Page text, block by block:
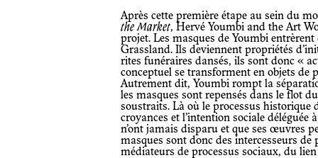
Après cette première étape au sein du
the Market, Hervé Youmbi and the Art
projet. Les masques de Youmbi
Grassland. Ils deviennent propriétés
rites funéraires dansés, ils sont donc «
conceptuel se transforment en objets de
Autrement dit, Youmbi rompt la
les masques sont repensés dans le flot
soustraits. Là où le processus historique
croyances et l’intention sociale déléguée
n’ont jamais disparu et que ses œuvres
masques sont donc des intercesseurs de
médiateurs de processus sociaux, du